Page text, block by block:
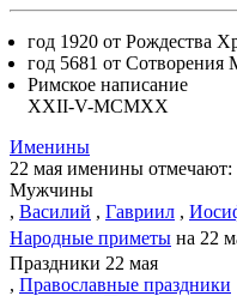
год 1920 от Рождества
год 5681 от Сотворения
Римское написание
XXII-V-MCMXX
Именины
22 мая именины отмечают:
Мужчины
, Василий , Гавриил ,
Народные приметы на 22
Праздники 22 мая
, Православные праздники